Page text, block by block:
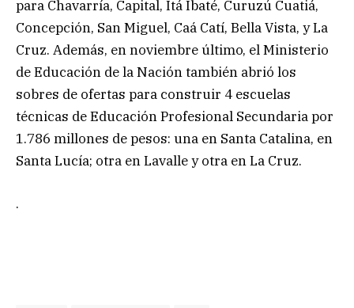
para Chavarría, Capital, Itá Ibaté, Curuzú Cuatiá,
Concepción, San Miguel, Caá Catí, Bella Vista, y La
Cruz. Además, en noviembre último, el Ministerio
de Educación de la Nación también abrió los
sobres de ofertas para construir 4 escuelas
técnicas de Educación Profesional Secundaria por
1.786 millones de pesos: una en Santa Catalina, en
Santa Lucía; otra en Lavalle y otra en La Cruz.
.